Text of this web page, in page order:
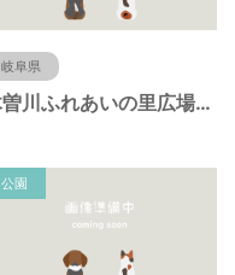
岐阜県
木曽川ふれあいの里広場（岐阜県羽島市）
公園